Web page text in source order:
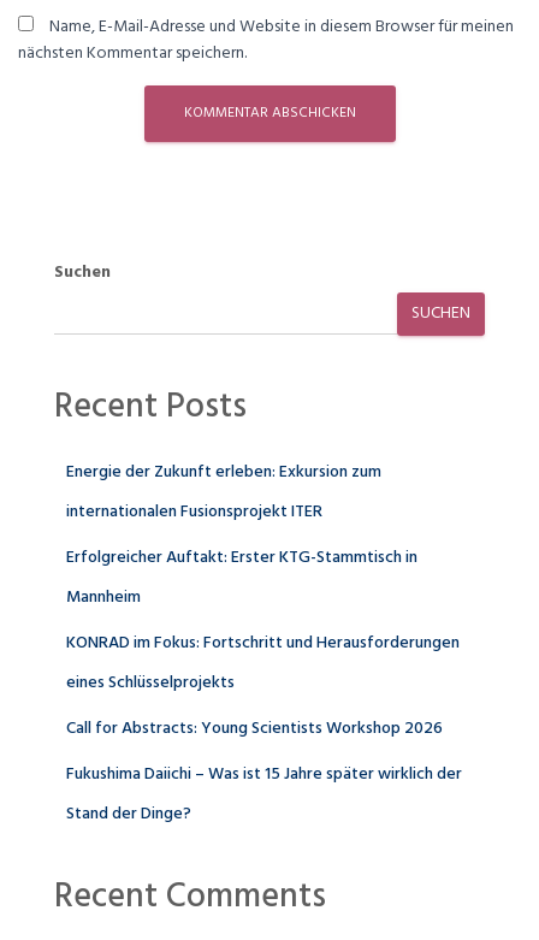
Name, E-Mail-Adresse und Website in diesem Browser für meinen
nächsten Kommentar speichern.
Suchen
SUCHEN
Recent Posts
Energie der Zukunft erleben: Exkursion zum
internationalen Fusionsprojekt ITER
Erfolgreicher Auftakt: Erster KTG-Stammtisch in
Mannheim
KONRAD im Fokus: Fortschritt und Herausforderungen
eines Schlüsselprojekts
Call for Abstracts: Young Scientists Workshop 2026
Fukushima Daiichi – Was ist 15 Jahre später wirklich der
Stand der Dinge?
Recent Comments